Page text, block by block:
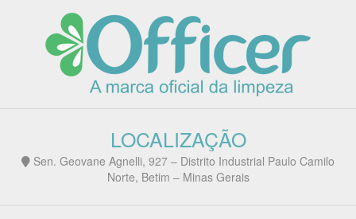
LOCALIZAÇÃO
Sen. Geovane Agnelli, 927 – Distrito Industrial Paulo Camilo
Norte, Betim – Minas Gerais